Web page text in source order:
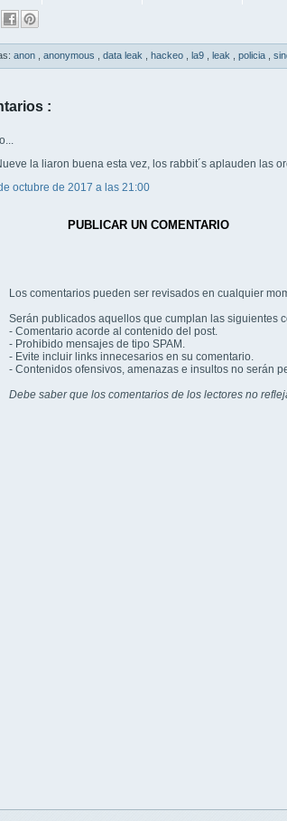
anon anonymous data leak hackeo la9 leak policia
:
la liaron buena esta vez, los rabbit´s aplauden las
octubre de 2017 a las 21:00
PUBLICAR UN COMENTARIO
Los comentarios pueden ser revisados en cualquier
Serán publicados aquellos que cumplan las siguientes
- Comentario acorde al contenido del post.
- Prohibido mensajes de tipo SPAM.
- Evite incluir links innecesarios en su comentario.
- Contenidos ofensivos, amenazas e insultos no serán
Debe saber que los comentarios de los lectores no